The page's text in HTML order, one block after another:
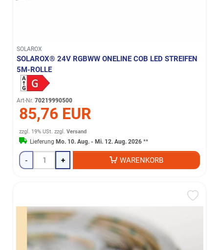
SOLAROX
SOLAROX® 24V RGBWW ONELINE COB LED STREIFEN
5M-ROLLE
Art-Nr. 70219990500
85,76 EUR
zzgl. 19% USt. zzgl.Versand
Lieferung Mo. 10. Aug. - Mi. 12. Aug. 2026 **
- + WARENKORB